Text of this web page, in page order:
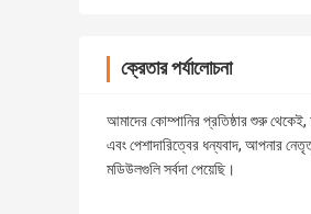
ক্রেতার পর্যালোচনা
আমাদের কোম্পানির প্রতিষ্ঠার শুরু
এবং পেশাদারিত্বের ধন্যবাদ, আপনার
মডিউলগুলি সর্বদা পেয়েছি।